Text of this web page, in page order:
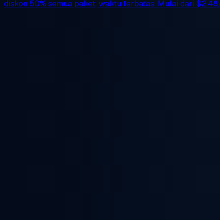
diskon 50% semua paket, waktu terbatas. Mulai dari